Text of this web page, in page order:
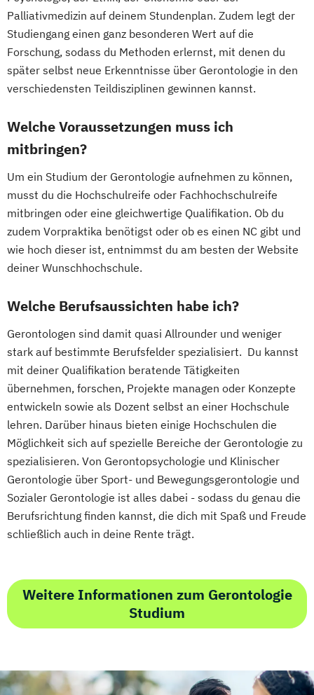
Palliativmedizin auf deinem Stundenplan. Zudem legt der
Studiengang einen ganz besonderen Wert auf die
Forschung, sodass du Methoden erlernst, mit denen du
später selbst neue Erkenntnisse über Gerontologie in den
verschiedensten Teildisziplinen gewinnen kannst.
Welche Voraussetzungen muss ich
mitbringen?
Um ein Studium der Gerontologie aufnehmen zu können,
musst du die Hochschulreife oder Fachhochschulreife
mitbringen oder eine gleichwertige Qualifikation. Ob du
zudem Vorpraktika benötigst oder ob es einen NC gibt und
wie hoch dieser ist, entnimmst du am besten der Website
deiner Wunschhochschule.
Welche Berufsaussichten habe ich?
Gerontologen sind damit quasi Allrounder und weniger
stark auf bestimmte Berufsfelder spezialisiert. Du kannst
mit deiner Qualifikation beratende Tätigkeiten
übernehmen, forschen, Projekte managen oder Konzepte
entwickeln sowie als Dozent selbst an einer Hochschule
lehren. Darüber hinaus bieten einige Hochschulen die
Möglichkeit sich auf spezielle Bereiche der Gerontologie zu
spezialisieren. Von Gerontopsychologie und Klinischer
Gerontologie über Sport- und Bewegungsgerontologie und
Sozialer Gerontologie ist alles dabei - sodass du genau die
Berufsrichtung finden kannst, die dich mit Spaß und Freude
schließlich auch in deine Rente trägt.
Weitere Informationen zum Gerontologie
Studium